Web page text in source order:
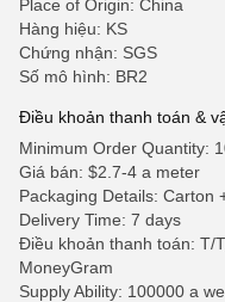
Place of Origin: China
Hàng hiệu: KS
Chứng nhận: SGS
Số mô hình: BR2
Điều khoản thanh toán &
Minimum Order Quantity:
Giá bán: $2.7-4 a meter
Packaging Details: Carton
Delivery Time: 7 days
Điều khoản thanh toán: T/
MoneyGram
Supply Ability: 100000 a